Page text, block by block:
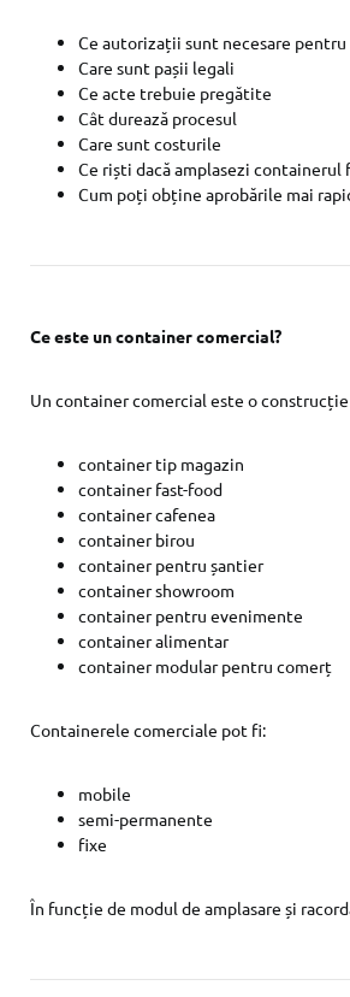
Ce autorizații sunt necesare
Care sunt pașii legali
Ce acte trebuie pregătite
Cât durează procesul
Care sunt costurile
Ce riști dacă amplasezi containerul
Cum poți obține aprobările mai
Ce este un container comercial?
Un container comercial este o
container tip magazin
container fast-food
container cafenea
container birou
container pentru șantier
container showroom
container pentru evenimente
container alimentar
container modular pentru comerț
Containerele comerciale pot fi:
mobile
semi-permanente
fixe
În funcție de modul de amplasare și